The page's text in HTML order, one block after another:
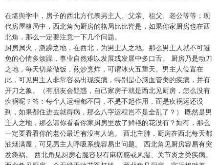
在堪舆学中，房子的西北方代表男主人、父亲、祖父、老公等等；现
代房屋格局中，西北角为厨房的格局比比皆是，如果你家厨房也在西
北角，那么一定要注意一下几个问题。
厨房属火，急躁之地，在西北，为男主人之地。那么男主人就不可避
免的心情多烦躁，事业自然难以发展或发展中多口舌。 厨房乃是动刀
之地，每天切菜做饭，煎炒烹炸，可谓冰火五重天。男主人位置在
此，可见男主人非常容易出现疾病，特别是心脑血管类的疾病，并有
开刀之象。（有朋友会疑惑，自己家房子就是西北见厨房，怎么没有
疾祸呢？答：每个人运程都不同，不是不起作用，而是疾祸运还没
到，如果都住进去就得病，那么八字运程岂不是全乱了？） 既然是男
主人之地，那么请你看看你家厨房里放了鲜艳的花没有？如有，那么
一定要看看你的老公最近有没有人追。 西北主肺，厨房在西北每天都
油烟满屋，可见男主人呼吸系统容易出问题。 西北角见厨房容易有突
发急祸。 西北角见厨房右腿容易有麻痹感或风湿、关节炎之类疾病。